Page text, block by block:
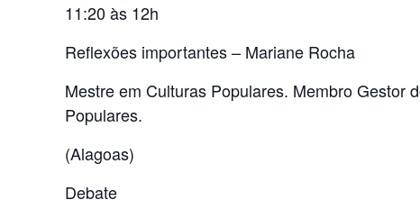
11:20 às 12h
Reflexões importantes – Mariane Rocha
Mestre em Culturas Populares. Membro Gestor
Populares.
(Alagoas)
Debate